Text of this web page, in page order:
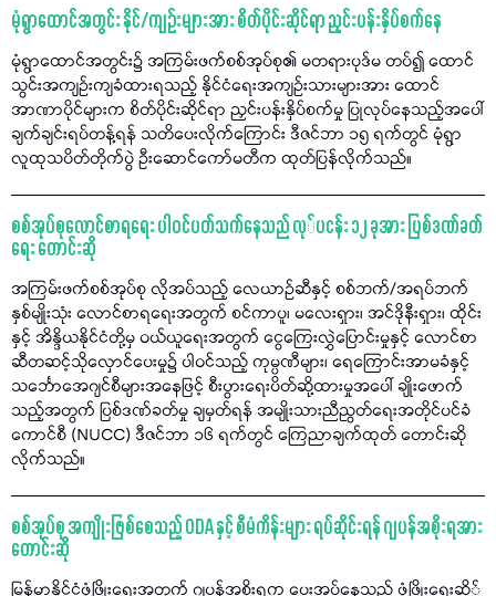
မုံရွာထောင်အတွင်း နိုင်/ကျဉ်းများအား စိတ်ပိုင်းဆိုင်ရာ ညှင်းပန်းနှိပ်စက်နေ
မုံရွာထောင်အတွင်း၌ အကြမ်းဖက်စစ်အုပ်စု၏ မတရားပုဒ်မ တပ်၍ ထောင်
သွင်းအကျဉ်းကျခံထားရသည့် နိုင်ငံရေးအကျဉ်းသားများအား ထောင်
အာဏာပိုင်များက စိတ်ပိုင်းဆိုင်ရာ ညှင်းပန်းနှိပ်စက်မှု ပြုလုပ်နေသည့်အပေါ်
ချက်ချင်းရပ်တန့်ရန် သတိပေးလိုက်ကြောင်း ဒီဇင်ဘာ ၁၅ ရက်တွင် မုံရွာ
လူထုသပိတ်တိုက်ပွဲ ဦးဆောင်ကော်မတီက ထုတ်ပြန်လိုက်သည်။
စစ်အုပ်စုလောင်စာရရေး ပါဝင်ပတ်သက်နေသည် လု်ပငန်း ၁၂ ခုအား ပြစ်ဒဏ်ခတ်
ရေး တောင်းဆို
အကြမ်းဖက်စစ်အုပ်စု လိုအပ်သည့် လေယာဉ်ဆီနှင့် စစ်ဘက်/အရပ်ဘက်
နှစ်မျိုးသုံး လောင်စာရရေးအတွက် စင်ကာပူ၊ မလေးရှား၊ အင်ဒိုနီးရှား၊ ထိုင်း
နှင့် အိန္ဒိယနိုင်ငံတို့မှ ဝယ်ယူရေးအတွက် ငွေကြေးလွှဲပြောင်းမှုနှင့် လောင်စာ
ဆီတဆင့်သိုလှောင်ပေးမှု၌ ပါဝင်သည့် ကုမ္ပဏီများ၊ ရေကြောင်းအာမခံနှင့်
သင်္ဘောအေဂျင်စီများအနေဖြင့် စီးပွားရေးပိတ်ဆို့ထားမှုအပေါ် ချိုးဖောက်
သည့်အတွက် ပြစ်ဒဏ်ခတ်မှု ချမှတ်ရန် အမျိုးသားညီညွတ်ရေးအတိုင်ပင်ခံ
ကောင်စီ (NUCC) ဒီဇင်ဘာ ၁၆ ရက်တွင် ကြေညာချက်ထုတ် တောင်းဆို
လိုက်သည်။
စစ်အုပ်စု အကျိုးဖြစ်စေသည့် ODA နှင့် စီမံကိန်းများ ရပ်ဆိုင်းရန် ဂျပန်အစိုးရအား
တောင်းဆို
မြန်မာနိုင်ငံဖွံ့ဖြိုးရေးအတွက် ဂျပန်အစိုးရက ပေးအပ်နေသည့် ဖွံ့ဖြိုးရေးဆို်